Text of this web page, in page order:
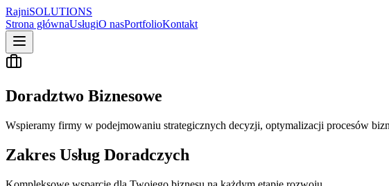
RajniSOLUTIONS
Strona głównaUsługiO nasPortfolioKontakt
Doradztwo Biznesowe
Wspieramy firmy w podejmowaniu strategicznych decyzji, optymalizacji procesów
Zakres Usług Doradczych